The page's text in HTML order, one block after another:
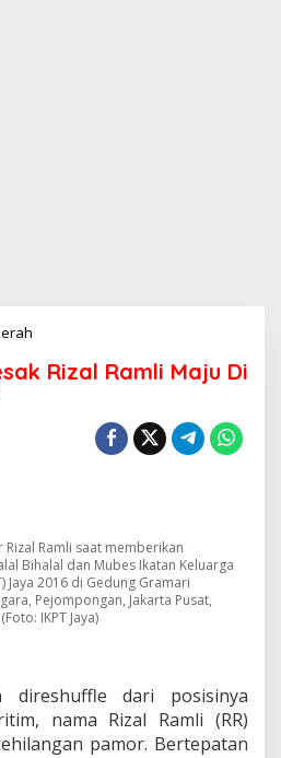
m
i
D
e
s
a
z
a
l
Rizal Ramli Maju Di
Ramli saat memberikan
Bihalal dan Mubes Ikatan Keluarga
Jaya 2016 di Gedung Gramari
Pejompongan, Jakarta Pusat,
IKPT Jaya)
direshuffle dari posisinya
nama Rizal Ramli (RR)
pamor. Bertepatan